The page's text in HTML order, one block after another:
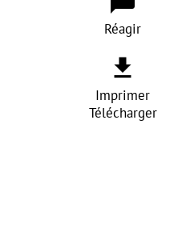
Réagir
Imprimer
Télécharger